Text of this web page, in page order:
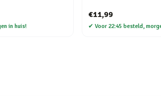
in huis!
€11,99
✔ Voor 22:45 besteld,